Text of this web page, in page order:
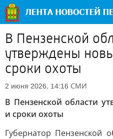
В Пензенской
утверждены
сроки охоты
2 июня 2026, 14:16 СМИ
В Пензенской области
и сроки охоты
Губернатор Пензенской